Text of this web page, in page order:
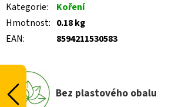
Kategorie:
Koření
Hmotnost: 0.18 kg
EAN: 8594211530583
Bez plastového obalu